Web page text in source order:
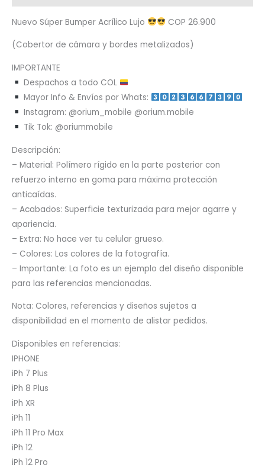
Nuevo Súper Bumper Acrílico Lujo COP 26.900
(Cobertor de cámara y bordes metalizados)
IMPORTANTE
Despachos a todo COL
Mayor Info & Envíos por Whats:
Instagram: @orium_mobile @orium.mobile
Tik Tok: @oriummobile
Descripción:
– Material: Polímero rígido en la parte posterior con
refuerzo interno en goma para máxima protección
anticaídas.
– Acabados: Superficie texturizada para mejor agarre y
apariencia.
– Extra: No hace ver tu celular grueso.
– Colores: Los colores de la fotografía.
– Importante: La foto es un ejemplo del diseño disponible
para las referencias mencionadas.
Nota: Colores, referencias y diseños sujetos a
disponibilidad en el momento de alistar pedidos.
Disponibles en referencias:
IPHONE
iPh 7 Plus
iPh 8 Plus
iPh XR
iPh 11
iPh 11 Pro Max
iPh 12
iPh 12 Pro